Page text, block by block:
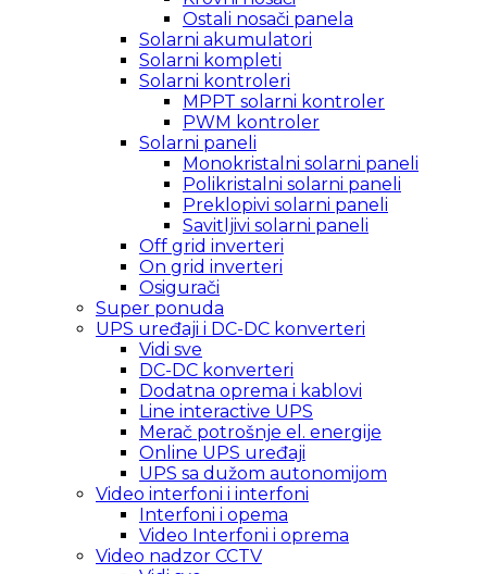
Ostali nosači panela
Solarni akumulatori
Solarni kompleti
Solarni kontroleri
MPPT solarni kontroler
PWM kontroler
Solarni paneli
Monokristalni solarni paneli
Polikristalni solarni paneli
Preklopivi solarni paneli
Savitljivi solarni paneli
Off grid inverteri
On grid inverteri
Osigurači
Super ponuda
UPS uređaji i DC-DC konverteri
Vidi sve
DC-DC konverteri
Dodatna oprema i kablovi
Line interactive UPS
Merač potrošnje el. energije
Online UPS uređaji
UPS sa dužom autonomijom
Video interfoni i interfoni
Interfoni i opema
Video Interfoni i oprema
Video nadzor CCTV